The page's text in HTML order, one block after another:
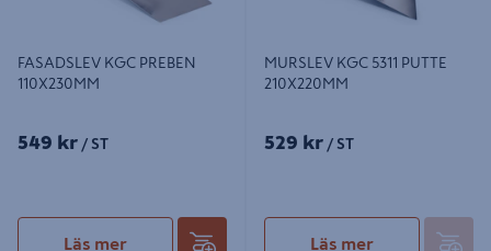
FASADSLEV KGC PREBEN
110X230MM
549 kr / ST
Läs mer
MURSLEV KGC 5311 PUTTE
210X220MM
529 kr / ST
Läs mer